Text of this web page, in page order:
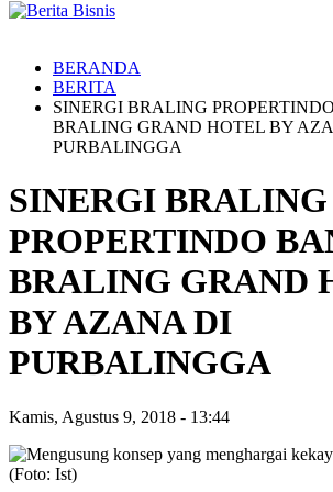
BERANDA
BERITA
SINERGI BRALING
BRALING GRAND HOTEL BY
PURBALINGGA
SINERGI BRALING
PROPERTINDO
BRALING GRAND
BY AZANA DI
PURBALINGGA
Kamis, Agustus 9, 2018 - 13:44